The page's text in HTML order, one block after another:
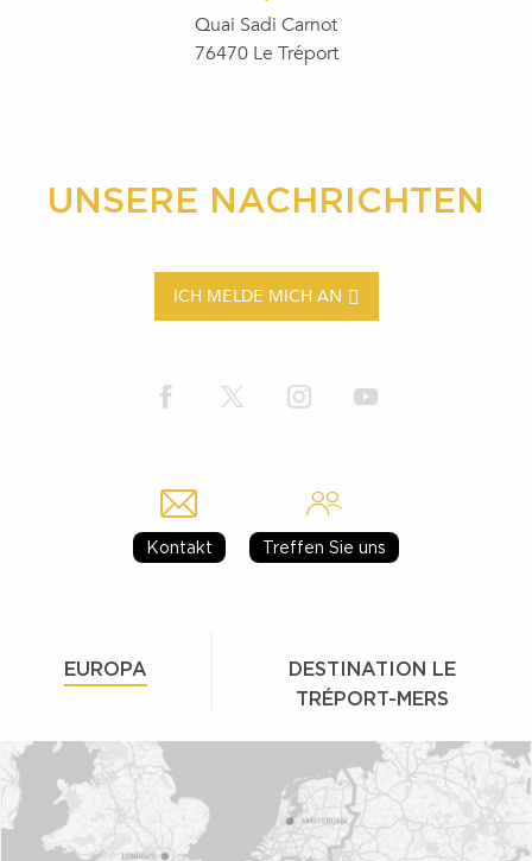
Quai Sadi Carnot
76470 Le Tréport
UNSERE NACHRICHTEN
ICH MELDE MICH AN
Kontakt Treffen Sie uns
EUROPA
DESTINATION LE
TRÉPORT-MERS